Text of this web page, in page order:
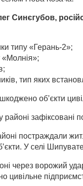
Синєгубов,
типу «Герань-2»;
тип яких
об’єкти
районі
постраждали
У селі
через ворожий
цивільне